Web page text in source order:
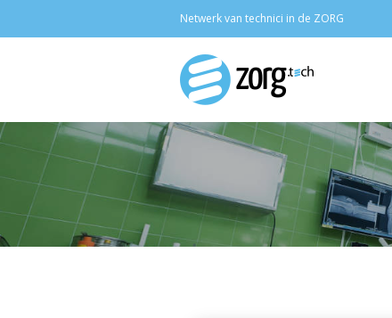
Netwerk van technici in de ZORG